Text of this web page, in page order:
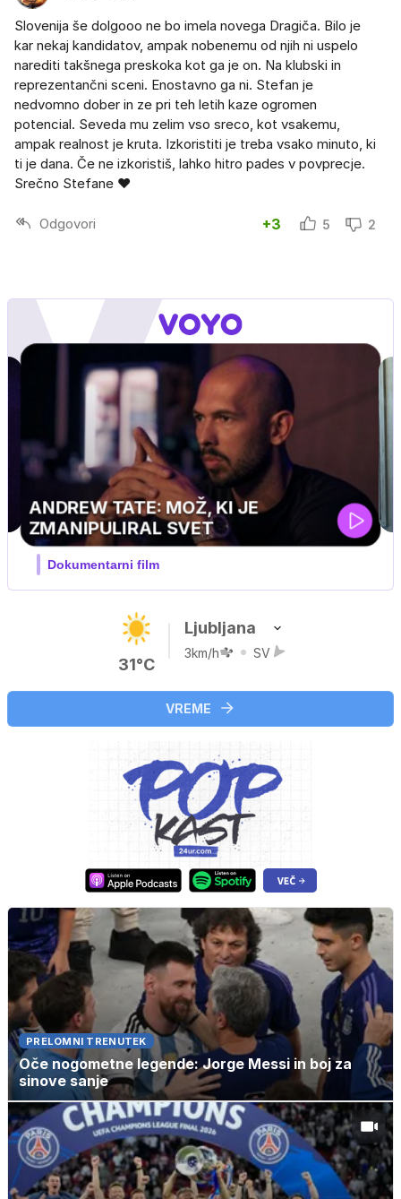
Slovenija še dolgooo ne bo imela novega Dragiča. Bilo je
kar nekaj kandidatov, ampak nobenemu od njih ni uspelo
narediti takšnega preskoka kot ga je on. Na klubski in
reprezentančni sceni. Enostavno ga ni. Stefan je
nedvomno dober in ze pri teh letih kaze ogromen
potencial. Seveda mu zelim vso sreco, kot vsakemu,
ampak realnost je kruta. Izkoristiti je treba vsako minuto, ki
ti je dana. Če ne izkoristiš, lahko hitro pades v povprecje.
Srečno Stefane ❤️
Odgovori +3 5 2
31°C
Ljubljana
3km/h SV
VREME
PRELOMNI TRENUTEK
Oče nogometne legende: Jorge Messi in boj za
sinove sanje